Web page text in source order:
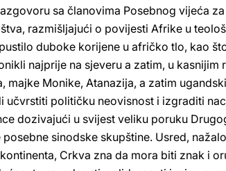
sa članovima Posebnog vijeća
razmišljajući o povijesti Afrike u
duboke korijene u afričko tlo, kao
najprije na sjeveru a zatim, u kasnijim
majke Monike, Atanazija, a zatim
učvrstiti političku neovisnost i izgraditi
dozivajući u svijest veliku poruku
sinodske skupštine. Usred,
Crkva zna da mora biti znak i